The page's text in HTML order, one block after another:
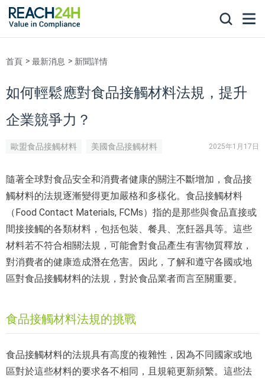
首頁 最新消息 新聞詳情
如何輕鬆應對食品接觸材料法規，提升
企業競爭力？
歐盟食品接觸材料 美國食品接觸材料 2025年1月17日
隨著全球對食品安全和消費者健康的關注不斷增加，食品接
觸材料的法規逐漸變得更加嚴格和多樣化。食品接觸材料
（Food Contact Materials, FCMs）指的是那些與食品直接或
間接接觸的各類材料，包括包裝、餐具、烹飪器具等。這些
材料若不符合相關法規，可能會對食品產生有害物質釋放，
對消費者的健康造成潛在危害。因此，了解和遵守各國或地
區對食品接觸材料的法規，對於食品業者而言至關重要。
食品接觸材料法規的挑戰
食品接觸材料的法規具有高度的複雜性，因為不同國家或地
區對於這些材料的要求各不相同，且規範更新頻繁。這些法